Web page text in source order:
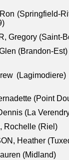
(Springfield-
Gregory (Saint-
(Brandon-Est)
(Point
(La
Rochelle (Riel)
Heather
(Midland)